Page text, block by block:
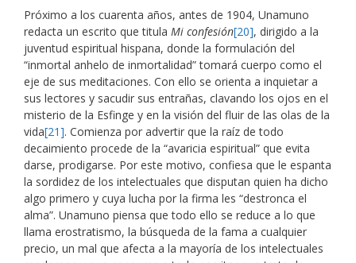
Próximo a los cuarenta años, antes de 1904, Unamuno
redacta un escrito que titula Mi confesión[20], dirigido a la
juventud espiritual hispana, donde la formulación del
“inmortal anhelo de inmortalidad” tomará cuerpo como el
eje de sus meditaciones. Con ello se orienta a inquietar a
sus lectores y sacudir sus entrañas, clavando los ojos en el
misterio de la Esfinge y en la visión del fluir de las olas de la
vida[21]. Comienza por advertir que la raíz de todo
decaimiento procede de la “avaricia espiritual” que evita
darse, prodigarse. Por este motivo, confiesa que le espanta
la sordidez de los intelectuales que disputan quien ha dicho
algo primero y cuya lucha por la firma les “destronca el
alma”. Unamuno piensa que todo ello se reduce a lo que
llama erostratismo, la búsqueda de la fama a cualquier
precio, un mal que afecta a la mayoría de los intelectuales